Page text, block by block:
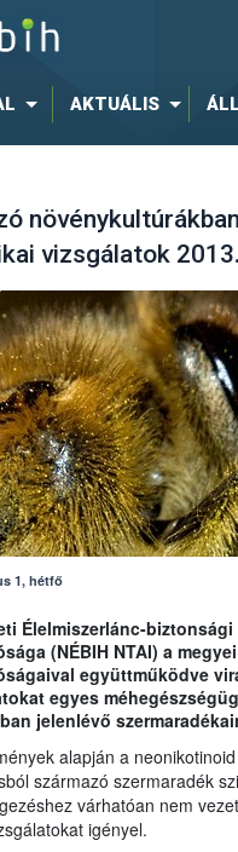
AKTUÁLIS
vizsgálatok
1, hétfő
Élelmiszerlánc-
(NÉBIH NTAI) a
együttműködve
egyes
jelenlévő
alapján a
származó szermaradék
várhatóan nem
igényel.